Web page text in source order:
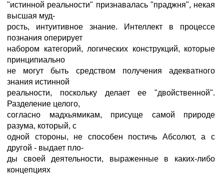
"истинной реальности" признавалась "праджня", некая
высшая муд-
рость, интуитивное знание. Интеллект в процессе
познания оперирует
набором категорий, логических конструкций, которые
принципиально
не могут быть средством получения адекватного
знания истинной
реальности, поскольку делает ее "двойственной".
Разделение целого,
согласно мадхьямикам, присуще самой природе
разума, который, с
одной стороны, не способен постичь Абсолют, а с
другой - выдает пло-
ды своей деятельности, выраженные в каких-либо
концепциях